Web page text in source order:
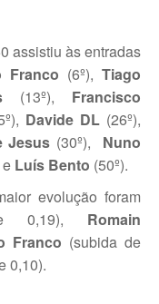
assistiu às entradas
Franco (6º),Tiago
(13º), Francisco
Davide DL (26º),
Jesus (30º), Nuno
e Luís Bento (50º).
evolução foram
0,19), Romain
Franco (subida de
0,10).